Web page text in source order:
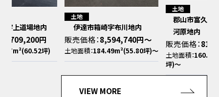
伊達市箱崎字布川地内
販売価格： 8,594,740円〜
土地面積：184.49m²(55.80坪)〜
土地
郡山市富久山町久保田字下
河原地内
販売価格：819万円〜
土地面積：160.54m² (48.56
坪)〜
VIEW MORE